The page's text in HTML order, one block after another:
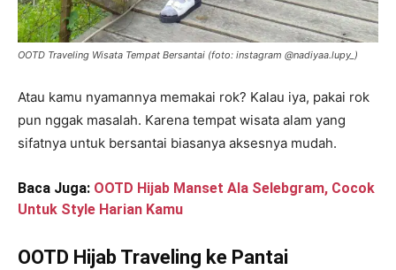
OOTD Traveling Wisata Tempat Bersantai (foto: instagram @nadiyaa.lupy_)
Atau kamu nyamannya memakai rok? Kalau iya, pakai rok
pun nggak masalah. Karena tempat wisata alam yang
sifatnya untuk bersantai biasanya aksesnya mudah.
Baca Juga: OOTD Hijab Manset Ala Selebgram, Cocok
Untuk Style Harian Kamu
OOTD Hijab Traveling ke Pantai